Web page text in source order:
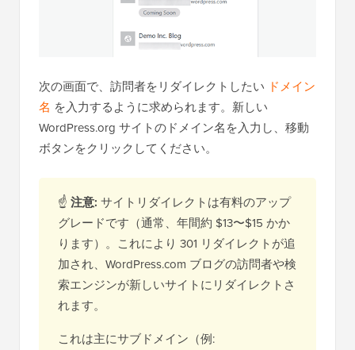
次の画面で、訪問者をリダイレクトしたい ドメイン
名 を入力するように求められます。新しい
WordPress.org サイトのドメイン名を入力し、移動
ボタンをクリックしてください。
☝ 注意: サイトリダイレクトは有料のアップ
グレードです（通常、年間約 $13〜$15 かか
ります）。これにより 301 リダイレクトが追
加され、WordPress.com ブログの訪問者や検
索エンジンが新しいサイトにリダイレクトさ
れます。
これは主にサブドメイン（例: